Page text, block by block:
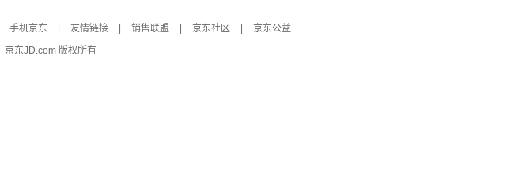
手机京东 友情链接 销售联盟 京东社区
京东公益
京东JD.com 版权所有